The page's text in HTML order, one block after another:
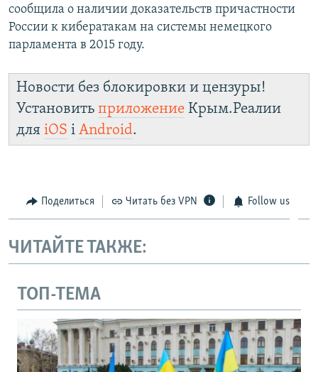
сообщила о наличии доказательств причастности
России к кибератакам на системы немецкого
парламента в 2015 году.
Новости без блокировки и цензуры!
Установить приложение Крым.Реалии
для iOS і Android.
Поделиться Читать без VPN Follow us
ЧИТАЙТЕ ТАКЖЕ:
ТОП-ТЕМА